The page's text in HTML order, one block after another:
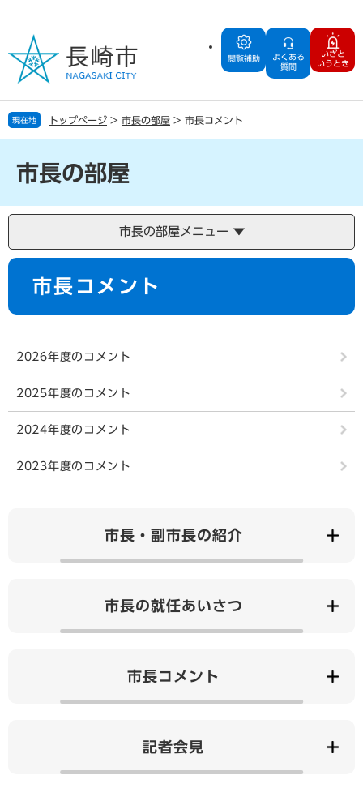
の
で
す
ー
ば
し
閲覧補助
よくある
質問
いざと
いうとき
現在地 トップページ > 市長の部屋 > 市長コメント
市長の部屋
市長の部屋メニュー
本
市長コメント
2026年度のコメント
2025年度のコメント
2024年度のコメント
2023年度のコメント
市長・副市長の紹介
市長の就任あいさつ
市長コメント
記者会見